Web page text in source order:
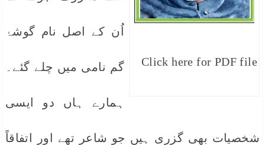
Click here for PDF file
اُن کے اصل نام گوشۂ
گم نامی میں چلے گئے۔
ہمارے ہاں دو ایسی
شخصیات بھی گزری ہیں جو شاعر تھے اور اتفاقاً